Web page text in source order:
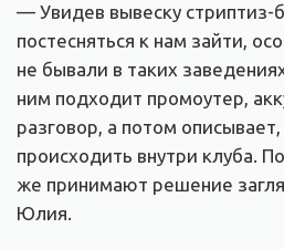
— Увидев вывеску стриптиз-
постесняться к нам зайти,
не бывали в таких
ним подходит промоутер,
разговор, а потом
происходить внутри клуба.
же принимают решение
Юлия.